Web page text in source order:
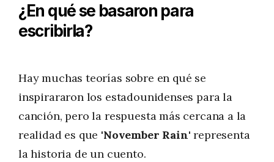
¿En qué se basaron para
escribirla?
Hay muchas teorías sobre en qué se
inspirararon los estadounidenses para la
canción, pero la respuesta más cercana a la
realidad es que 'November Rain' representa
la historia de un cuento.